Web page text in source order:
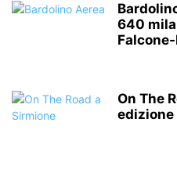
640
On The
edizione